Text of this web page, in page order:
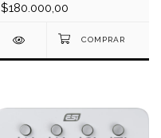
$180.000,00